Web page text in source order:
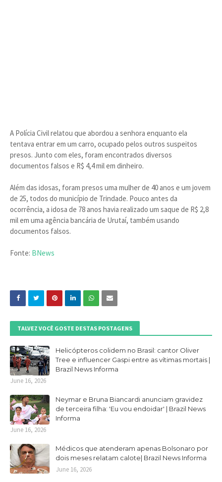
A Polícia Civil relatou que abordou a senhora enquanto ela
tentava entrar em um carro, ocupado pelos outros suspeitos
presos. Junto com eles, foram encontrados diversos
documentos falsos e R$ 4,4 mil em dinheiro.
Além das idosas, foram presos uma mulher de 40 anos e um jovem
de 25, todos do município de Trindade. Pouco antes da
ocorrência, a idosa de 78 anos havia realizado um saque de R$ 2,8
mil em uma agência bancária de Urutaí, também usando
documentos falsos.
Fonte: BNews
TALVEZ VOCÊ GOSTE DESTAS POSTAGENS
Helicópteros colidem no Brasil: cantor Oliver
Tree e influencer Gaspi entre as vítimas mortais |
Brazil News Informa
June 16, 2026
Neymar e Bruna Biancardi anunciam gravidez
de terceira filha: 'Eu vou endoidar' | Brazil News
Informa
June 16, 2026
Médicos que atenderam apenas Bolsonaro por
dois meses relatam calote| Brazil News Informa
June 16, 2026